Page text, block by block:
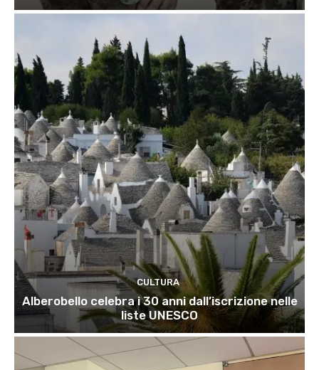
CULTURA
Alberobello celebra i 30 anni dall’iscrizione nelle
liste UNESCO